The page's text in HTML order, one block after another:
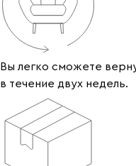
Вы легко сможете
в течение двух недель.